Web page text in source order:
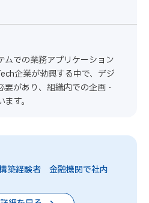
での業務アプリケーション
企業が勃興する中で、デジ
があり、組織内での企画・
す。
構築経験者 金融機関で社内